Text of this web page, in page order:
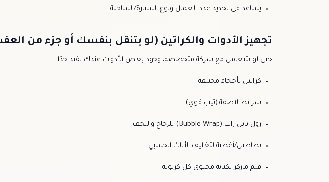
يساعد في تحديد عدد العمال ونوع السيارة/الشاحنة
تجهيز الأدوات والكراتين (لو بتنقل بنفسك أو جزء من
حتى لو بتتعامل مع شركة متخصصة، وجود بعض الأدوات عندك يفيد جدًا:
كراتين بأحجام مختلفة
شرائط لاصقة (تيب قوي)
رول بابل راب (Bubble Wrap) للزجاج والتحف
بطاطين/أغطية لتغليف الأثاث الخشبي
قلم ماركر لكتابة محتوى كل كرتونة